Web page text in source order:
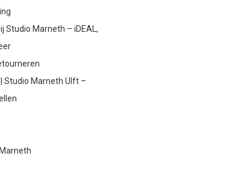
Studio Marneth – iDEAL,
Studio Marneth Ulft –